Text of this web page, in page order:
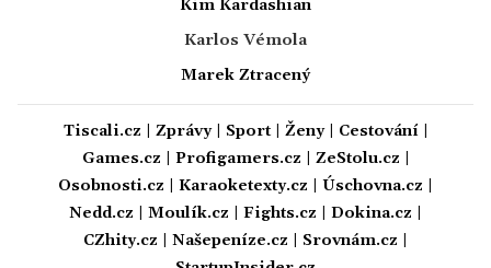
Kim Kardashian
Karlos Vémola
Marek Ztracený
Tiscali.cz Zprávy| Sport| Ženy| Cestování|
Games.cz
Profigamers.cz ZeStolu.cz
Osobnosti.cz
Karaoketexty.cz Úschovna.cz
Nedd.cz
Moulík.cz Fights.cz Dokina.cz
CZhity.cz
Našepeníze.cz Srovnám.cz